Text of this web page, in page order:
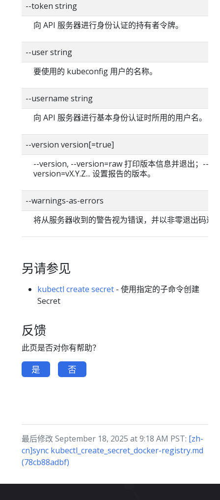
--token string
向 API 服务器进行身份认证的持有者令牌。
--user string
要使用的 kubeconfig 用户的名称。
--username string
向 API 服务器进行基本身份认证时所用的用户名。
--version version[=true]
--version, --version=raw 打印版本信息并退出；--
version=vX.Y.Z... 设置报告的版本。
--warnings-as-errors
将从服务器收到的警告视为错误，并以非零退出码退
另请参见
kubectl create secret - 使用指定的子命令创建
Secret
反馈
此页是否对你有帮助？
是 否
最后修改 September 18, 2025 at 9:18 AM PST: [zh-
cn]sync kubectl_create_secret_docker-registry.md
(78cb88adbf)